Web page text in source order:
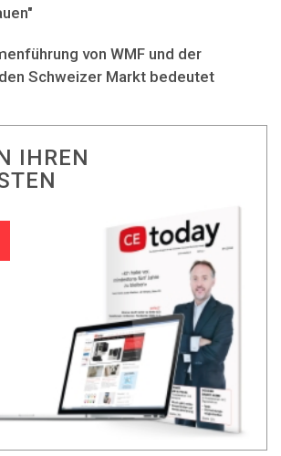
von WMF und der
Schweizer Markt bedeutet
IHREN